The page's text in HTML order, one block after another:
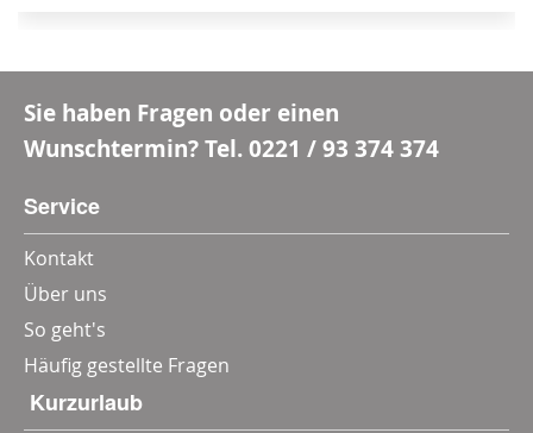
Sie haben Fragen oder einen
Wunschtermin? Tel.0221 / 93 374 374
Service
Kontakt
Über uns
So geht's
Häufig gestellte Fragen
‎ Kurzurlaub